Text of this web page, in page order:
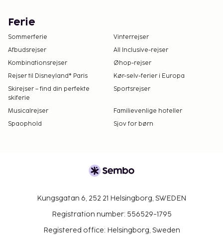
Ferie
Sommerferie
Vinterrejser
Afbudsrejser
All Inclusive-rejser
Kombinationsrejser
Øhop-rejser
Rejser til Disneyland® Paris
Kør-selv-ferier i Europa
Skirejser – find din perfekte
skiferie
Sportsrejser
Musicalrejser
Familievenlige hoteller
Spaophold
Sjov for børn
Kungsgatan 6, 252 21 Helsingborg, SWEDEN
Registration number: 556529-1795
Registered office: Helsingborg, Sweden